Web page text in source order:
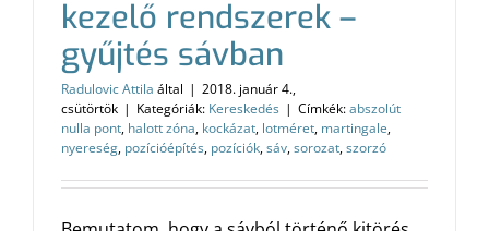
kezelő rendszerek –
gyűjtés sávban
Radulovic Attila által | 2018. január 4.,
csütörtök | Kategóriák: Kereskedés | Címkék:abszolút
nulla pont, halott zóna, kockázat, lotméret, martingale,
nyereség, pozícióépítés, pozíciók,sáv,sorozat,szorzó